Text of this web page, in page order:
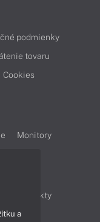
podmienky
tovaru
Cookies
Monitory
Produkty
a